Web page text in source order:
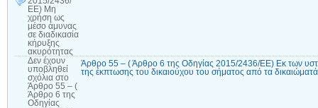
ΕΕ) Μη
χρήση ως
μέσο άμυνας
σε διαδικασία
κήρυξης
ακυρότητας
Δεν έχουν
υποβληθεί
σχόλια στο
Άρθρο 55 – (
Άρθρο 6 της
Οδηγίας
Άρθρο 55 – ( Άρθρο 6 της Οδηγίας 2015/2436/ΕΕ) Εκ των
της έκπτωσης του δικαιούχου του σήματος από τα